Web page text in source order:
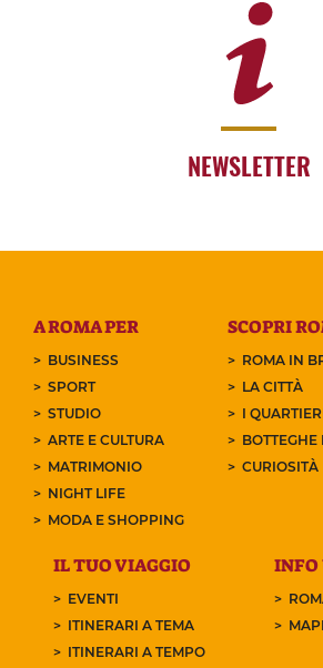
NEWSLETTER
A ROMA PER
BUSINESS
SPORT
STUDIO
ARTE E CULTURA
MATRIMONIO
NIGHT LIFE
MODA E SHOPPING
SCOPRI
ROMA IN
LA CITTÀ
I
BOTTEGHE
CURIOSITÀ
IL TUO VIAGGIO
EVENTI
ITINERARI A TEMA
ITINERARI A TEMPO